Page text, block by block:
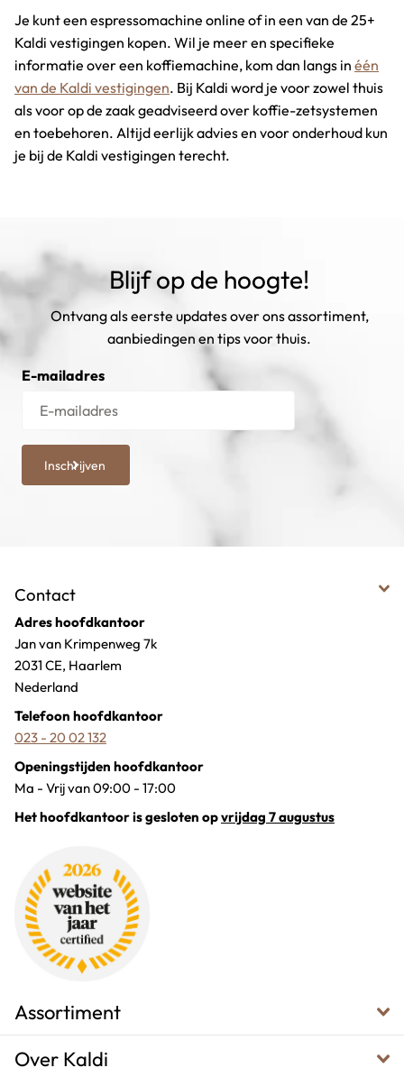
Je kunt een espressomachine online of in een van de 25+
Kaldi vestigingen kopen. Wil je meer en specifieke
informatie over een koffiemachine, kom dan langs in één
van de Kaldi vestigingen. Bij Kaldi word je voor zowel thuis
als voor op de zaak geadviseerd over koffie-zetsystemen
en toebehoren. Altijd eerlijk advies en voor onderhoud kun
je bij de Kaldi vestigingen terecht.
Blijf op de hoogte!
Ontvang als eerste updates over ons assortiment,
aanbiedingen en tips voor thuis.
E-mailadres
Inschrijven
Contact
Adres hoofdkantoor
Jan van Krimpenweg 7k
2031 CE, Haarlem
Nederland
Telefoon hoofdkantoor
023 - 20 02 132
Openingstijden hoofdkantoor
Ma - Vrij van 09:00 - 17:00
Het hoofdkantoor is gesloten opvrijdag 7 augustus
Assortiment
Over Kaldi